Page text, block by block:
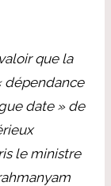
que la
dépendance
date » de
le ministre